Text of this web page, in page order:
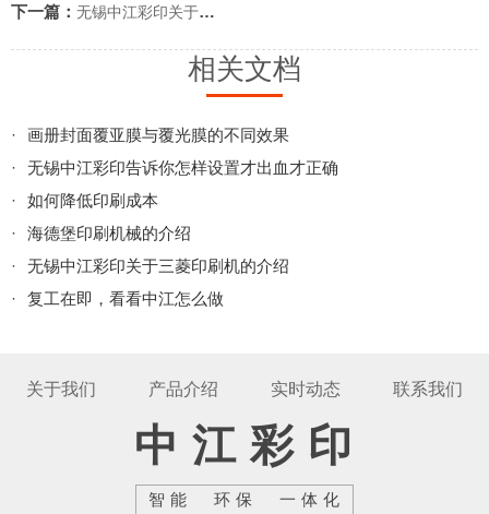
下一篇： 无锡中江彩印关于三菱印刷机的介绍
相关文档
·
画册封面覆亚膜与覆光膜的不同效果
·
无锡中江彩印告诉你怎样设置才出血才正确
·
如何降低印刷成本
·
海德堡印刷机械的介绍
·
无锡中江彩印关于三菱印刷机的介绍
·
复工在即，看看中江怎么做
关于我们 产品介绍 实时动态 联系我们
中江彩印
智能 环保 一体化